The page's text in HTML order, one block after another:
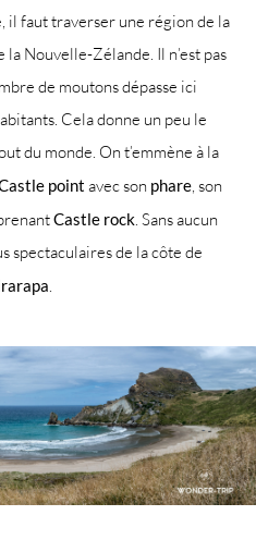
il faut traverser une région de la
Nouvelle-Zélande. Il n’est pas
de moutons dépasse ici
Cela donne un peu le
du monde. On t’emmène à la
point avec son phare, son
Castle rock. Sans aucun
spectaculaires de la côte de
.